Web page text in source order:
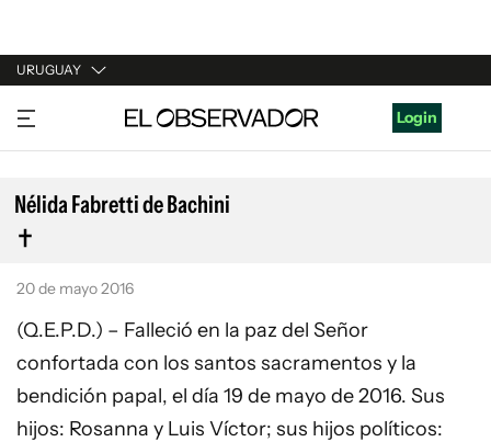
URUGUAY
URUGUAY
ARGENTINA
ESPAÑA
ESTADOS UNIDOS
Login
Nélida Fabretti de Bachini
20 de mayo 2016
(Q.E.P.D.) – Falleció en la paz del Señor
confortada con los santos sacramentos y la
bendición papal, el día 19 de mayo de 2016. Sus
hijos: Rosanna y Luis Víctor; sus hijos políticos: